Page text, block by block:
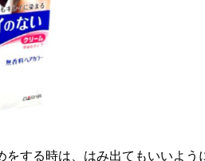
をする時は、はみ出てもいいよう